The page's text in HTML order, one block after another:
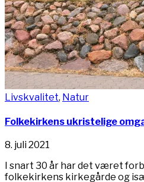
Livskvalitet, Natur
Folkekirkens ukristelige
8. juli 2021
I snart 30 år har det været
folkekirkens kirkegårde og